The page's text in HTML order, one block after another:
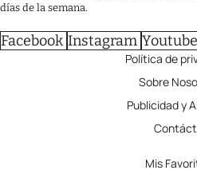
días de la semana.
Facebook Instagram Youtube
Política de
Sobre
Publicidad y
Mis